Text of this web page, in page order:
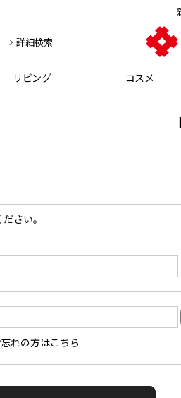
詳細検索
リビング コスメ
さい。
れの方はこちら